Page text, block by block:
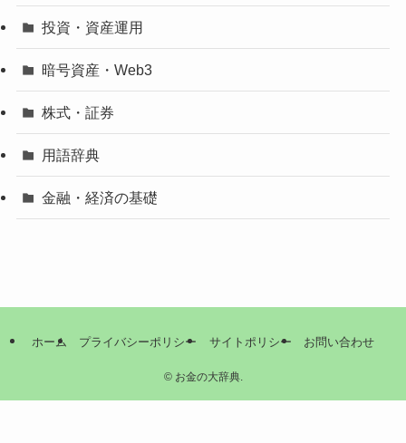
投資・資産運用
暗号資産・Web3
株式・証券
用語辞典
金融・経済の基礎
ホーム プライバシーポリシー サイトポリシー お問い合わせ
©お金の大辞典.